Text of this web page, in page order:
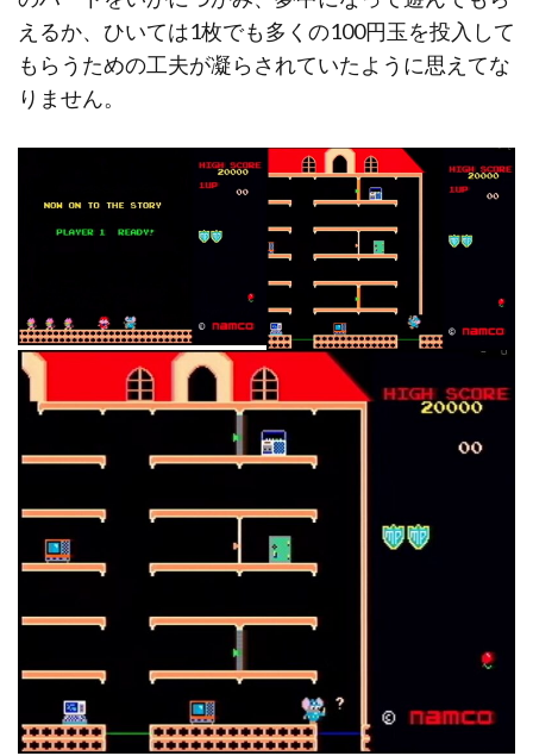
えるか、ひいては1枚でも多くの100円玉を投入して
もらうための工夫が凝らされていたように思えてな
りません。